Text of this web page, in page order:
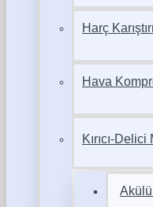
Harç
Hava
Kırıcı-
Akülü